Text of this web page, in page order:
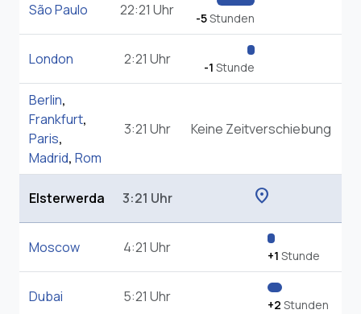
São Paulo 22:21 Uhr -5Stunden
London 2:21 Uhr -1 Stunde
Berlin,
Frankfurt,
Paris,
Madrid, Rom
3:21 Uhr Keine Zeitverschiebung
Elsterwerda 3:21 Uhr location_on
Moscow 4:21 Uhr +1 Stunde
Dubai 5:21 Uhr +2 Stunden